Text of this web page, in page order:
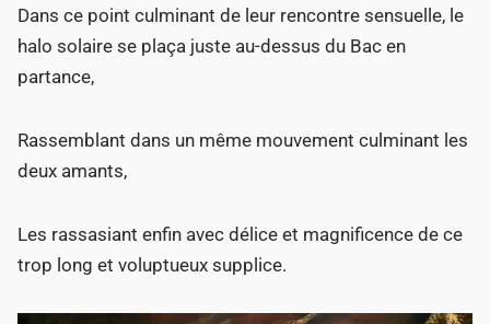
Dans ce point culminant de leur rencontre sensuelle, le
halo solaire se plaça juste au-dessus du Bac en
partance,
Rassemblant dans un même mouvement culminant les
deux amants,
Les rassasiant enfin avec délice et magnificence de ce
trop long et voluptueux supplice.